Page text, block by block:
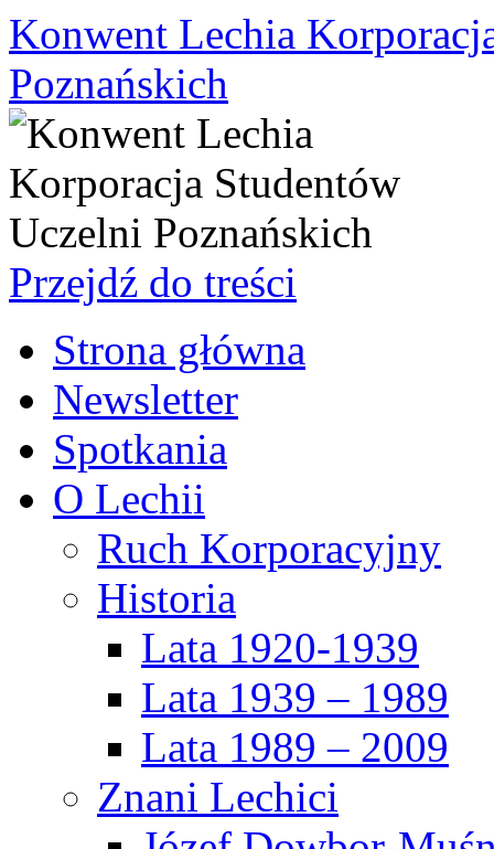
Konwent Lechia
Poznańskich
Przejdź do treści
Strona główna
Newsletter
Spotkania
O Lechii
Ruch Korporacyjny
Historia
Lata 1920-1939
Lata 1939 – 1989
Lata 1989 – 2009
Znani Lechici